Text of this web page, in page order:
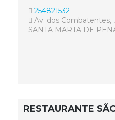
254821532
Av. dos Combatentes,
SANTA MARTA DE
RESTAURANTE